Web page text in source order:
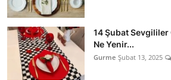
14 Şubat
Ne Yenir...
Gurme Şubat 13, 2025